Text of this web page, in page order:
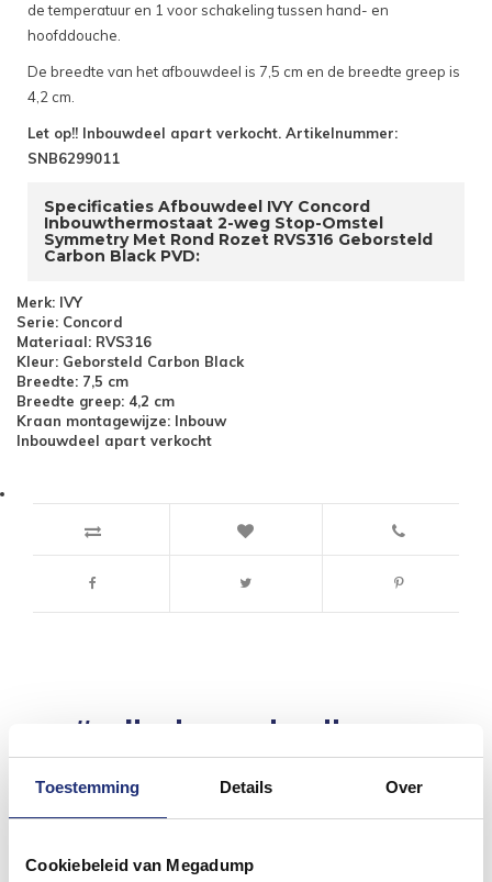
Toestemming Details Over
Cookiebeleid van Megadump
de temperatuur en 1 voor schakeling tussen hand- en
hoofddouche.
De breedte van het afbouwdeel is 7,5 cm en de breedte greep is
4,2 cm.
Let op!! Inbouwdeel apart verkocht. Artikelnummer:
SNB6299011
Specificaties Afbouwdeel IVY Concord
Inbouwthermostaat 2-weg Stop-Omstel
Symmetry Met Rond Rozet RVS316 Geborsteld
Carbon Black PVD:
Merk: IVY
Serie: Concord
Materiaal: RVS316
Kleur: Geborsteld Carbon Black
Breedte: 7,5 cm
Breedte greep: 4,2 cm
Kraan montagewijze: Inbouw
Inbouwdeel apart verkocht
#mijndroombadkamer
badkamer op Instagram met #mijndroombadkamer
inspirerende omgeving vol met unieke